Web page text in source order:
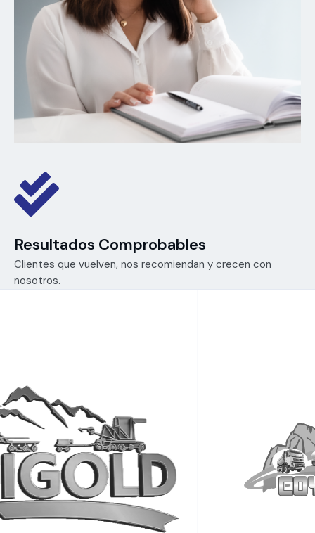
Resultados Comprobables
Clientes que vuelven, nos recomiendan y crecen con
nosotros.